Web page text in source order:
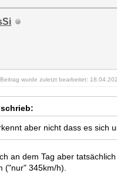
Beitrag wurde zuletzt bearbeitet:
aber nicht dass es sich
an dem Tag aber
("nur" 345km/h).